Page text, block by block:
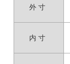
外寸
内寸